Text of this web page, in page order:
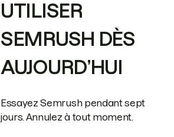
UTILISER
SEMRUSH DÈS
AUJOURD’HUI
Essayez Semrush pendant sept
jours. Annulez à tout moment.